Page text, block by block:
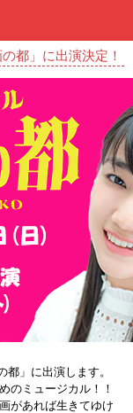
都」に出演決定！
」に出演します。
のミュージカル！！
があれば生きてゆけ